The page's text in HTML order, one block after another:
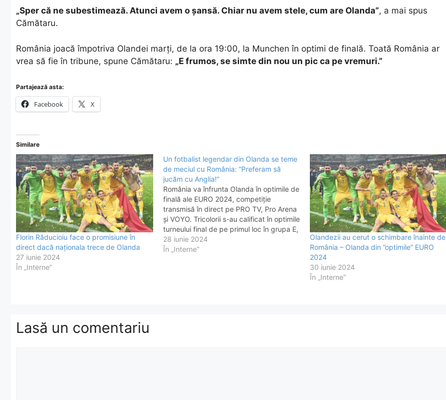
„Sper că ne subestimează. Atunci avem o șansă. Chiar nu avem stele, cum are Olanda”, a mai spus
Cămătaru.
România joacă împotriva Olandei marți, de la ora 19:00, la Munchen în optimi de finală. Toată România ar
vrea să fie în tribune, spune Cămătaru: „E frumos, se simte din nou un pic ca pe vremuri.”
Partajează asta:
Facebook X
Similare
Florin Răducioiu face o promisiune în
direct dacă naționala trece de Olanda
27 iunie 2024
În „Interne”
Un fotbalist legendar din Olanda se teme
de meciul cu România: ”Preferam să
jucăm cu Anglia!”
România va înfrunta Olanda în optimile de
finală ale EURO 2024, competiție
transmisă în direct pe PRO TV, Pro Arena
și VOYO. Tricolorii s-au calificat în optimile
turneului final de pe primul loc în grupa E,
din care au mai făcut parte Belgia,
Ucraina și Slovacia. Berry van Aerle:
28 iunie 2024
În „Interne”
Olandezii au cerut o schimbare înainte de
România – Olanda din ”optimile” EURO
2024
30 iunie 2024
În „Interne”
Lasă un comentariu